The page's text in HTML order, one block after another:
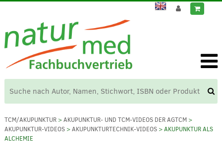
TCM/AKUPUNKTUR>AKUPUNKTUR- UND TCM-VIDEOS DER AGTCM>
AKUPUNKTUR-VIDEOS>AKUPUNKTURTECHNIK-VIDEOS> AKUPUNKTUR ALS
ALCHEMIE